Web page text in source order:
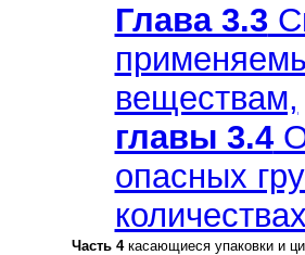
Глава 3.3
веществам,
главы 3.4
опасных
Часть 4касающиеся упаковки и